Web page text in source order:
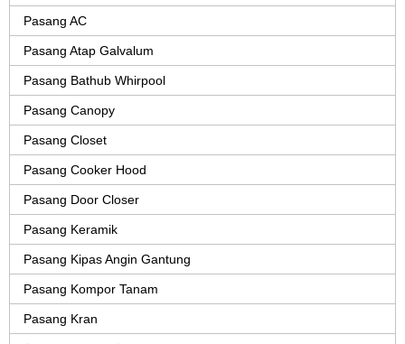
Pasang AC
Pasang Atap Galvalum
Pasang Bathub Whirpool
Pasang Canopy
Pasang Closet
Pasang Cooker Hood
Pasang Door Closer
Pasang Keramik
Pasang Kipas Angin Gantung
Pasang Kompor Tanam
Pasang Kran